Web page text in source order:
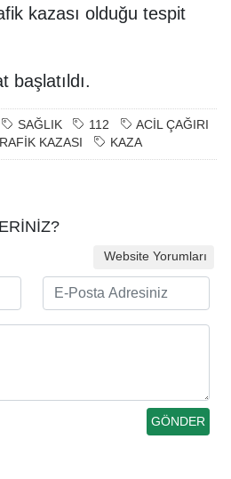
kazası olduğu tespit
başlatıldı.
SAĞLIK 112
ACİL ÇAĞIRI
KAZASI KAZA
Website Yorumları